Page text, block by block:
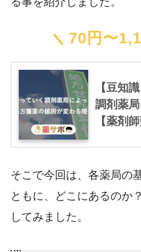
70円〜
【豆知
調剤薬
【薬剤
そこで今回は、各薬局の
ともに、どこにあるのか
してみました。